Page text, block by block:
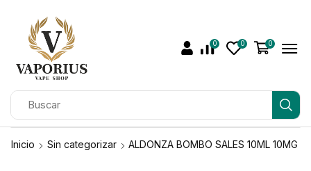
0 0 0
Inicio Sin categorizar ALDONZA BOMBO SALES 10ML 10MG